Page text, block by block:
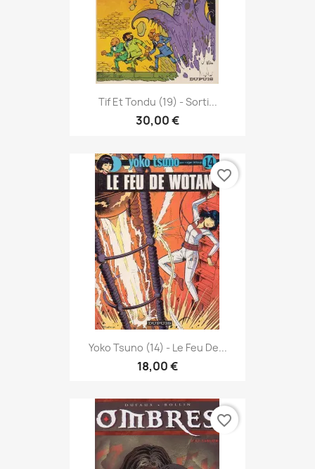
Tif Et Tondu (19) - Sorti...
30,00 €
Yoko Tsuno (14) - Le Feu De...
18,00 €
favorite_border
favorite_border